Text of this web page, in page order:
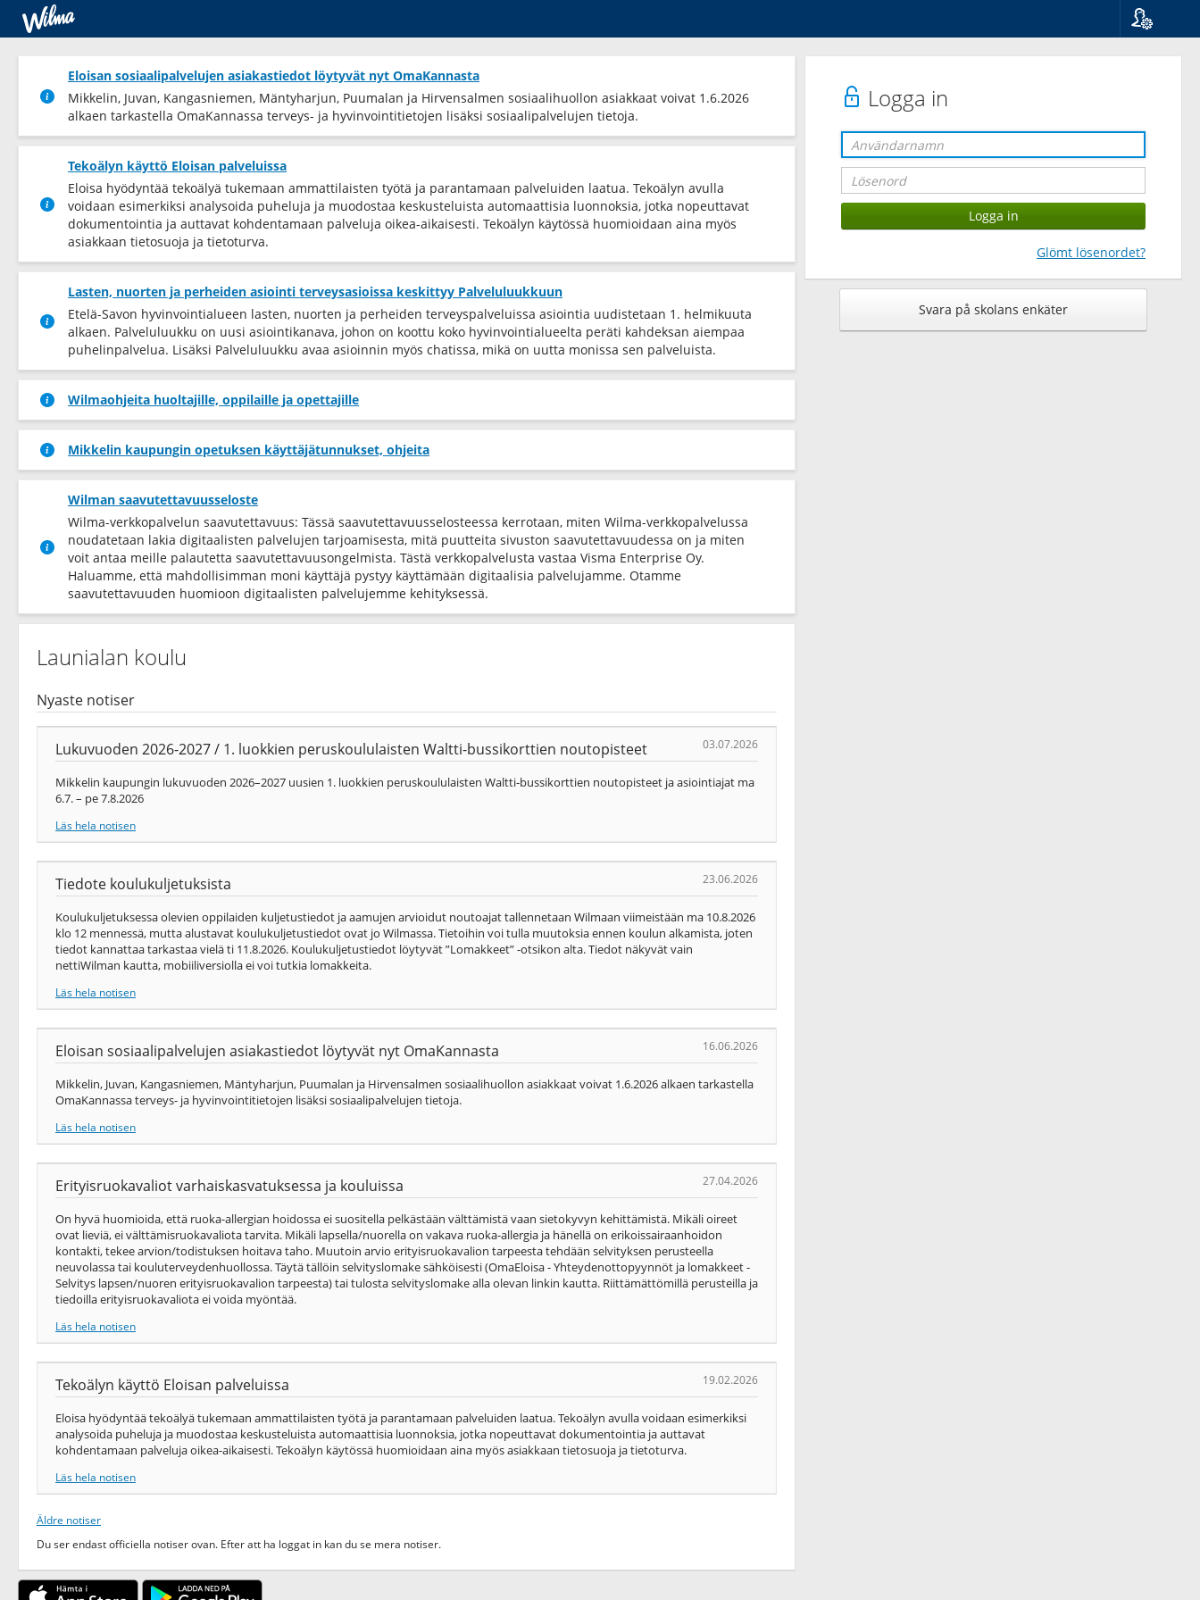
Logga in
Glömt lösenordet?
Svara på skolans enkäter
Eloisan sosiaalipalvelujen asiakastiedot löytyvät nyt OmaKannasta
Mikkelin, Juvan, Kangasniemen, Mäntyharjun, Puumalan ja Hirvensalmen sosiaalihuollon asiakkaat voivat 1.6.2026
alkaen tarkastella OmaKannassa terveys-​ ja hyvinvointitietojen lisäksi sosiaalipalvelujen tietoja.
Tekoälyn käyttö Eloisan palveluissa
Eloisa hyödyntää tekoälyä tukemaan ammattilaisten työtä ja parantamaan palveluiden laatua. Tekoälyn avulla
voidaan esimerkiksi analysoida puheluja ja muodostaa keskusteluista automaattisia luonnoksia, jotka nopeuttavat
dokumentointia ja auttavat kohdentamaan palveluja oikea-​aikaisesti. Tekoälyn käytössä huomioidaan aina myös
asiakkaan tietosuoja ja tietoturva.
Lasten, nuorten ja perheiden asiointi terveysasioissa keskittyy Palveluluukkuun
Etelä-Savon hyvinvointialueen lasten, nuorten ja perheiden terveyspalveluissa asiointia uudistetaan 1. helmikuuta
alkaen. Palveluluukku on uusi asiointikanava, johon on koottu koko hyvinvointialueelta peräti kahdeksan aiempaa
puhelinpalvelua. Lisäksi Palveluluukku avaa asioinnin myös chatissa, mikä on uutta monissa sen palveluista.
Wilmaohjeita huoltajille, oppilaille ja opettajille
Mikkelin kaupungin opetuksen käyttäjätunnukset, ohjeita
Wilman saavutettavuusseloste
Wilma-verkkopalvelun saavutettavuus: Tässä saavutettavuusselosteessa kerrotaan, miten Wilma-verkkopalvelussa
noudatetaan lakia digitaalisten palvelujen tarjoamisesta, mitä puutteita sivuston saavutettavuudessa on ja miten
voit antaa meille palautetta saavutettavuusongelmista. Tästä verkkopalvelusta vastaa Visma Enterprise Oy.
Haluamme, että mahdollisimman moni käyttäjä pystyy käyttämään digitaalisia palvelujamme. Otamme
saavutettavuuden huomioon digitaalisten palvelujemme kehityksessä.
Launialan koulu
Nyaste notiser
Lukuvuoden 2026-2027 / 1. luokkien peruskoululaisten Waltti-bussikorttien noutopisteet 03.07.2026
Mikkelin kaupungin lukuvuoden 2026–2027 uusien 1. luokkien peruskoululaisten Waltti-bussikorttien noutopisteet ja asiointiajat ma
6.7. – pe 7.8.2026
Läs hela notisen
Tiedote koulukuljetuksista 23.06.2026
Koulukuljetuksessa olevien oppilaiden kuljetustiedot ja aamujen arvioidut noutoajat tallennetaan Wilmaan viimeistään ma 10.8.2026
klo 12 mennessä, mutta alustavat koulukuljetustiedot ovat jo Wilmassa. Tietoihin voi tulla muutoksia ennen koulun alkamista, joten
tiedot kannattaa tarkastaa vielä ti 11.8.2026. Koulukuljetustiedot löytyvät ”Lomakkeet” -otsikon alta. Tiedot näkyvät vain
nettiWilman kautta, mobiiliversiolla ei voi tutkia lomakkeita.
Läs hela notisen
Eloisan sosiaalipalvelujen asiakastiedot löytyvät nyt OmaKannasta 16.06.2026
Mikkelin, Juvan, Kangasniemen, Mäntyharjun, Puumalan ja Hirvensalmen sosiaalihuollon asiakkaat voivat 1.6.2026 alkaen tarkastella
OmaKannassa terveys-​ ja hyvinvointitietojen lisäksi sosiaalipalvelujen tietoja.
Läs hela notisen
Erityisruokavaliot varhaiskasvatuksessa ja kouluissa 27.04.2026
On hyvä huomioida, että ruoka-allergian hoidossa ei suositella pelkästään välttämistä vaan sietokyvyn kehittämistä. Mikäli oireet
ovat lieviä, ei välttämisruokavaliota tarvita. Mikäli lapsella/nuorella on vakava ruoka-allergia ja hänellä on erikoissairaanhoidon
kontakti, tekee arvion/todistuksen hoitava taho. Muutoin arvio erityisruokavalion tarpeesta tehdään selvityksen perusteella
neuvolassa tai kouluterveydenhuollossa. Täytä tällöin selvityslomake sähköisesti (OmaEloisa - Yhteydenottopyynnöt ja lomakkeet -
Selvitys lapsen/nuoren erityisruokavalion tarpeesta) tai tulosta selvityslomake alla olevan linkin kautta. Riittämättömillä perusteilla ja
tiedoilla erityisruokavaliota ei voida myöntää.
Läs hela notisen
Tekoälyn käyttö Eloisan palveluissa 19.02.2026
Eloisa hyödyntää tekoälyä tukemaan ammattilaisten työtä ja parantamaan palveluiden laatua. Tekoälyn avulla voidaan esimerkiksi
analysoida puheluja ja muodostaa keskusteluista automaattisia luonnoksia, jotka nopeuttavat dokumentointia ja auttavat
kohdentamaan palveluja oikea-​aikaisesti. Tekoälyn käytössä huomioidaan aina myös asiakkaan tietosuoja ja tietoturva.
Läs hela notisen
Äldre notiser
Du ser endast officiella notiser ovan. Efter att ha loggat in kan du se mera notiser.